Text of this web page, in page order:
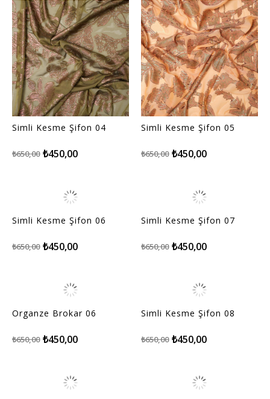
Simli Kesme Şifon 04
₺450,00
₺650,00
Simli Kesme Şifon 05
₺450,00
₺650,00
Simli Kesme Şifon 06
₺450,00
₺650,00
Simli Kesme Şifon 07
₺450,00
₺650,00
Organze Brokar 06
₺450,00
₺650,00
Simli Kesme Şifon 08
₺450,00
₺650,00